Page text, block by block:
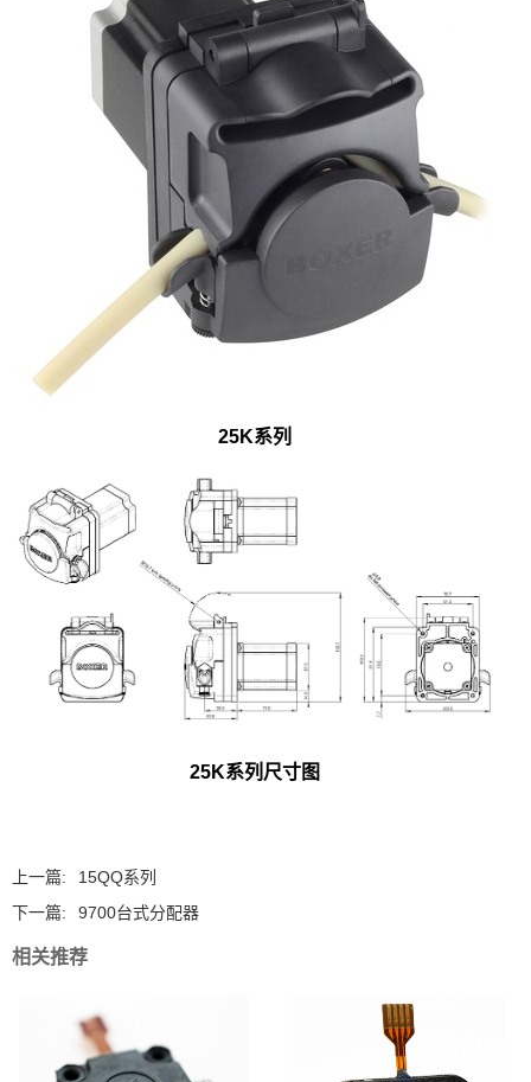
25K系列
25K系列尺寸图
上一篇:
15QQ系列
下一篇:
9700台式分配器
相关推荐